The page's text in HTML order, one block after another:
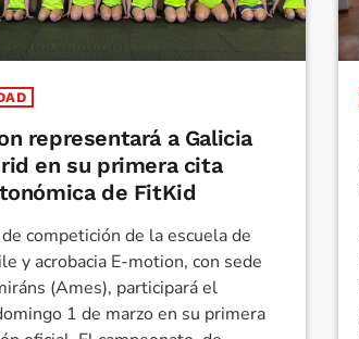
representará a Galicia
en su primera cita
de FitKid
competición de la escuela de
y acrobacia E-motion, con sede
(Ames), participará el
1 de marzo en su primera